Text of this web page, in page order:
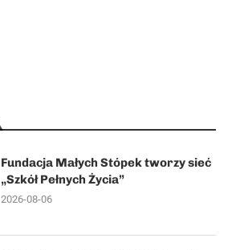
Fundacja Małych Stópek tworzy sieć
„Szkół Pełnych Życia”
2026-08-06